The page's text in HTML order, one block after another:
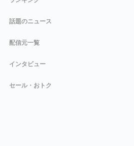
話題のニュース
配信元一覧
インタビュー
セール・おトク